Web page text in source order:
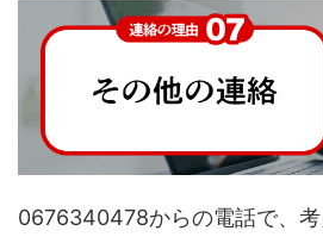
0676340478からの電話で、